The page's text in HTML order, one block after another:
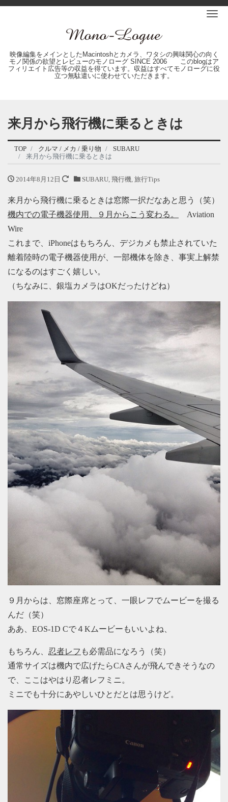
映像編集をメインとしたMacintoshとカメラ、ワタシの興味関心の向く
モノ関係の欲望とレビューのモノローグ SINCE 2006 このblogはア
フィリエイト広告等の収益を得ています。収益はすべてモノローグに役
立つ無駄遣いに使わせていただきます。
来月から飛行機に乗るときは
TOP クルマ / メカ / 乗り物
SUBARU
来月から飛行機に乗るときは
2014年8月12日 SUBARU, 飛行機, 旅行Tips
来月から飛行機に乗るときは窓際一択だなあと思う（笑）
機内での電子機器使用、９月からこう変わる。
Aviation
Wire
これまで、iPhoneはもちろん、デジカメも禁止されていた
離着陸時の電子機器使用が、一部機体を除き、事実上解禁
になるのはすごく嬉しい。
（ちなみに、銀塩カメラはOKだったけどね）
９月からは、窓際座席とって、一眼レフでムービーを撮る
んだ（笑）
ああ、EOS-1D Cで４Kムービーもいいよね、
もちろん、 忍者レフ も必需品になろう（笑）
通常サイズは機内で広げたらCAさんが飛んできそうなの
で、ここはやはり忍者レフミニ。
ミニでも十分にあやしいひとだとは思うけど。